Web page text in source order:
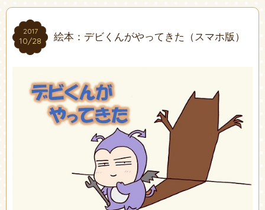
2017
10/28
2017
10/28 絵本：デビくんがやってきた（スマホ版）